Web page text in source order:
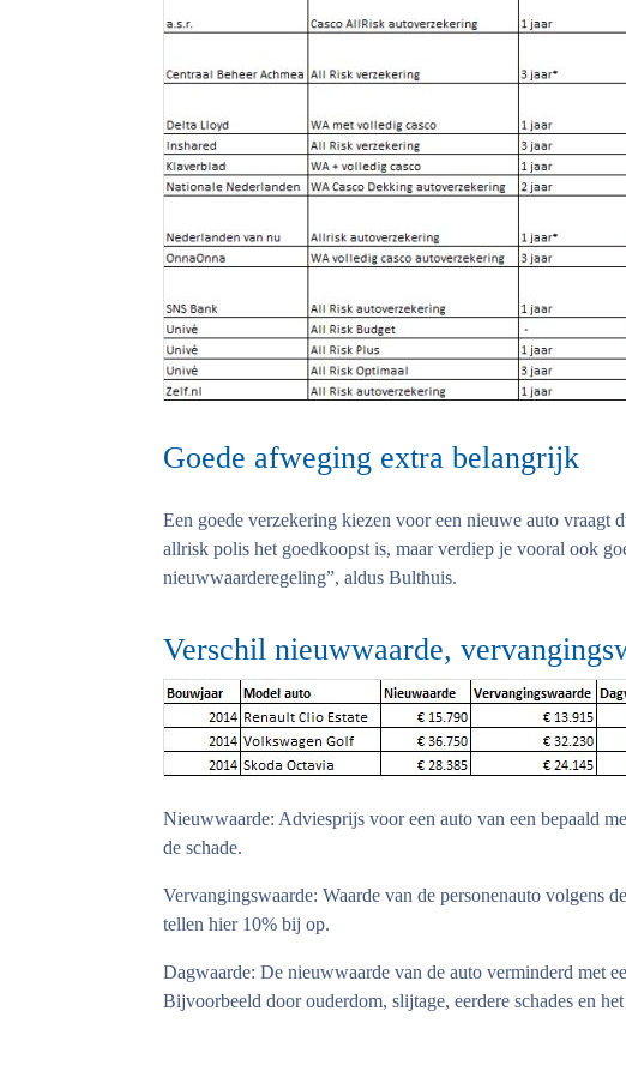
Goede afweging extra belangrijk
Een goede verzekering kiezen voor een nieuwe auto
allrisk polis het goedkoopst is, maar verdiep je vooral ook
nieuwwaarderegeling”, aldus Bulthuis.
Verschil nieuwwaarde,
Nieuwwaarde: Adviesprijs voor een auto van een bepaald
de schade.
Vervangingswaarde: Waarde van de personenauto volgens
tellen hier 10% bij op.
Dagwaarde: De nieuwwaarde van de auto verminderd met
Bijvoorbeeld door ouderdom, slijtage, eerdere schades en